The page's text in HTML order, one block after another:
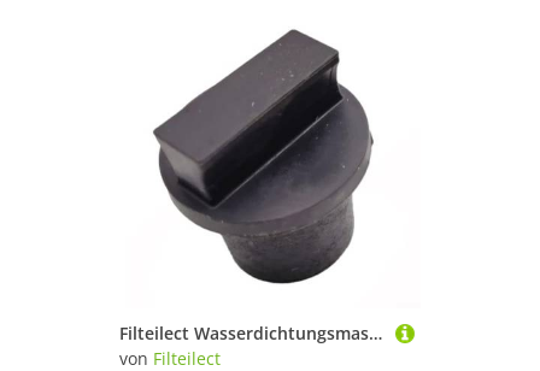
Filteilect Wasserdichtungsmaschine, Wasser für Maschinen, Stopper, Ruderstopfen, Tank, 26 mm, Abflussring, Gummidichtung für Wasserbeständigkeit, Rudern, Gummi
von Filteilect